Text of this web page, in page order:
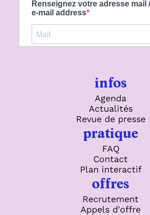
infos
Agenda
Actualités
Revue de presse
pratique
FAQ
Contact
Plan interactif
offres
Recrutement
Appels d'offre